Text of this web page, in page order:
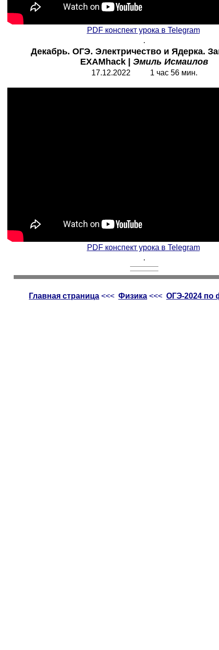
PDF конспект урока в Telegram
.
Декабрь. ОГЭ. Электричество и Ядерка.
EXAMhack | Эмиль Исмаилов
17.12.2022 1 час 56 мин.
PDF конспект урока в Telegram
.
Главная страница <<< Физика <<< ОГЭ-2024 по